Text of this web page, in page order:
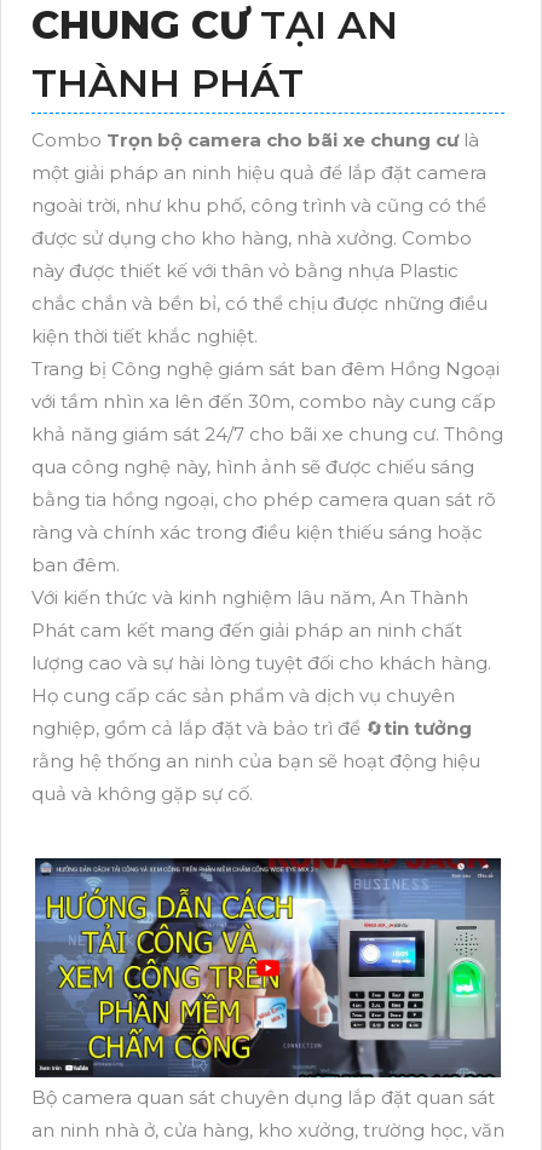
CHUNG CƯ TẠI AN
THÀNH PHÁT
Combo Trọn bộ camera cho bãi xe chung cư là
một giải pháp an ninh hiệu quả để lắp đặt camera
ngoài trời, như khu phố, công trình và cũng có thể
được sử dụng cho kho hàng, nhà xưởng. Combo
này được thiết kế với thân vỏ bằng nhựa Plastic
chắc chắn và bền bỉ, có thể chịu được những điều
kiện thời tiết khắc nghiệt.
Trang bị Công nghệ giám sát ban đêm Hồng Ngoại
với tầm nhìn xa lên đến 30m, combo này cung cấp
khả năng giám sát 24/7 cho bãi xe chung cư. Thông
qua công nghệ này, hình ảnh sẽ được chiếu sáng
bằng tia hồng ngoại, cho phép camera quan sát rõ
ràng và chính xác trong điều kiện thiếu sáng hoặc
ban đêm.
Với kiến thức và kinh nghiệm lâu năm, An Thành
Phát cam kết mang đến giải pháp an ninh chất
lượng cao và sự hài lòng tuyệt đối cho khách hàng.
Họ cung cấp các sản phẩm và dịch vụ chuyên
nghiệp, gồm cả lắp đặt và bảo trì để 🔄tin tưởng
rằng hệ thống an ninh của bạn sẽ hoạt động hiệu
quả và không gặp sự cố.
Bộ camera quan sát chuyên dụng lắp đặt quan sát
an ninh nhà ở, cửa hàng, kho xưởng, trường học, văn